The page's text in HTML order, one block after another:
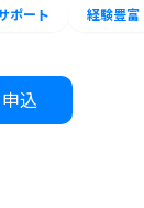
ポート 経験豊富
込